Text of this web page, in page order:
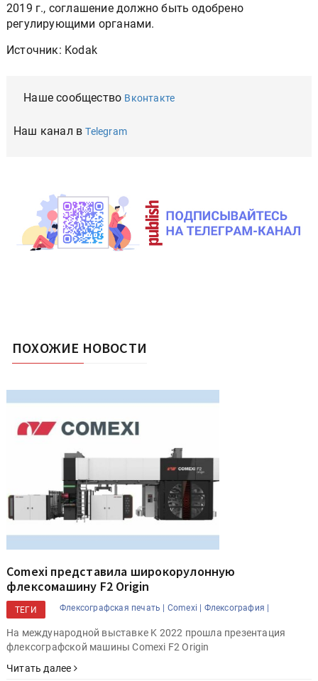
2019 г., соглашение должно быть одобрено
регулирующими органами.
Источник: Kodak
Наше сообщество Вконтакте
Наш канал вTelegram
ПОХОЖИЕ НОВОСТИ
Comexi представила широкорулонную
флексомашину F2 Origin
ТЕГИ Флексографская печать | Comexi | Флексография |
На международной выставке K 2022 прошла презентация
флексографской машины Comexi F2 Origin
Читать далее